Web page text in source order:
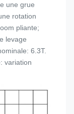
une grue
rotation
pliante;
levage
6.3T.
variation